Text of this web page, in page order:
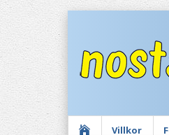
Villkor